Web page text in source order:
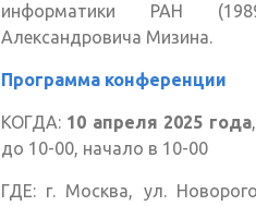
информатики РАН
Александровича Мизина.
Программа конференции
КОГДА: 10 апреля 2025 года
до 10-00, начало в 10-00
ГДЕ: г. Москва, ул.